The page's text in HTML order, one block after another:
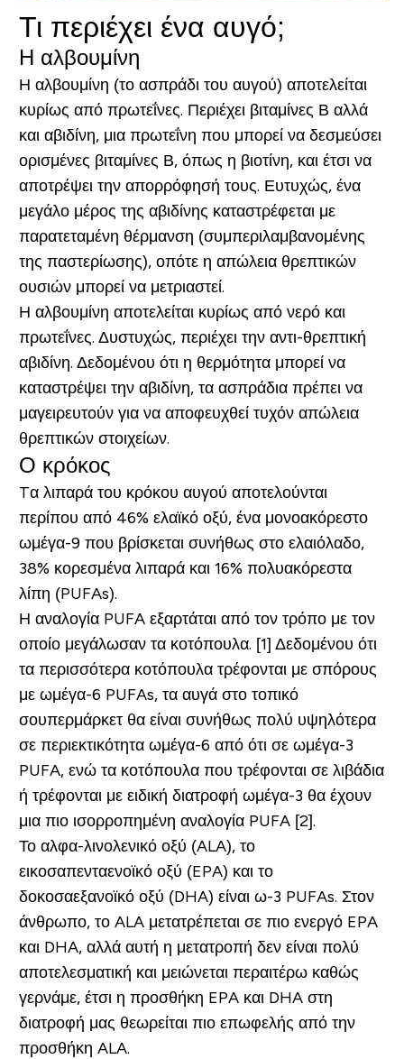
Τι περιέχει ένα αυγό;
Η αλβουμίνη
Η αλβουμίνη (το ασπράδι του αυγού) αποτελείται
κυρίως από πρωτεΐνες. Περιέχει βιταμίνες Β αλλά
και αβιδίνη, μια πρωτεΐνη που μπορεί να δεσμεύσει
ορισμένες βιταμίνες Β, όπως η βιοτίνη, και έτσι να
αποτρέψει την απορρόφησή τους. Ευτυχώς, ένα
μεγάλο μέρος της αβιδίνης καταστρέφεται με
παρατεταμένη θέρμανση (συμπεριλαμβανομένης
της παστερίωσης), οπότε η απώλεια θρεπτικών
ουσιών μπορεί να μετριαστεί.
Η αλβουμίνη αποτελείται κυρίως από νερό και
πρωτεΐνες. Δυστυχώς, περιέχει την αντι-θρεπτική
αβιδίνη. Δεδομένου ότι η θερμότητα μπορεί να
καταστρέψει την αβιδίνη, τα ασπράδια πρέπει να
μαγειρευτούν για να αποφευχθεί τυχόν απώλεια
θρεπτικών στοιχείων.
Ο κρόκος
Tα λιπαρά του κρόκου αυγού αποτελούνται
περίπου από 46% ελαϊκό οξύ, ένα μονοακόρεστο
ωμέγα-9 που βρίσκεται συνήθως στο ελαιόλαδο,
38% κορεσμένα λιπαρά και 16% πολυακόρεστα
λίπη (PUFAs).
Η αναλογία PUFA εξαρτάται από τον τρόπο με τον
οποίο μεγάλωσαν τα κοτόπουλα. [1] Δεδομένου ότι
τα περισσότερα κοτόπουλα τρέφονται με σπόρους
με ωμέγα-6 PUFAs, τα αυγά στο τοπικό
σουπερμάρκετ θα είναι συνήθως πολύ υψηλότερα
σε περιεκτικότητα ωμέγα-6 από ότι σε ωμέγα-3
PUFA, ενώ τα κοτόπουλα που τρέφονται σε λιβάδια
ή τρέφονται με ειδική διατροφή ωμέγα-3 θα έχουν
μια πιο ισορροπημένη αναλογία PUFA [2].
Το αλφα-λινολενικό οξύ (ALA), το
εικοσαπενταενοϊκό οξύ (EPA) και το
δοκοσαεξανοϊκό οξύ (DHA) είναι ω-3 PUFAs. Στον
άνθρωπο, το ALA μετατρέπεται σε πιο ενεργό EPA
και DHA, αλλά αυτή η μετατροπή δεν είναι πολύ
αποτελεσματική και μειώνεται περαιτέρω καθώς
γερνάμε, έτσι η προσθήκη EPA και DHA στη
διατροφή μας θεωρείται πιο επωφελής από την
προσθήκη ALA.